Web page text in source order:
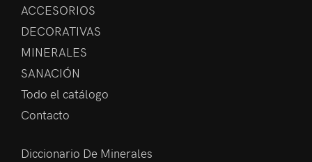
ACCESORIOS
DECORATIVAS
MINERALES
SANACIÓN
Todo el catálogo
Contacto
Diccionario De Minerales